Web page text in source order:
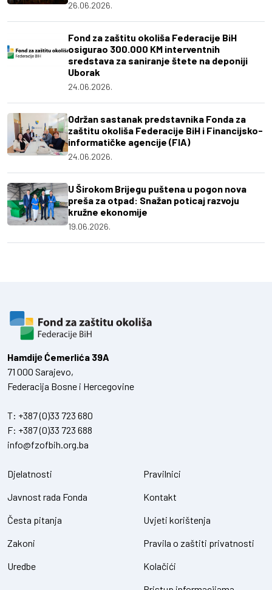
26.06.2026.
Fond za zaštitu okoliša Federacije BiH
osigurao 300.000 KM interventnih
sredstava za saniranje štete na deponiji
Uborak
24.06.2026.
Održan sastanak predstavnika Fonda za
zaštitu okoliša Federacije BiH i Financijsko-
informatičke agencije (FIA)
24.06.2026.
U Širokom Brijegu puštena u pogon nova
preša za otpad: Snažan poticaj razvoju
kružne ekonomije
19.06.2026.
Hamdiје Ćemerlića 39A
71 000 Sarajevo,
Federacija Bosne i Hercegovine
T: +387 (0)33 723 680
F: +387 (0)33 723 688
info@fzofbih.org.ba
Djelatnosti
Javnost rada Fonda
Česta pitanja
Zakoni
Uredbe
Pravilnici
Kontakt
Uvjeti korištenja
Pravila o zaštiti privatnosti
Kolačići